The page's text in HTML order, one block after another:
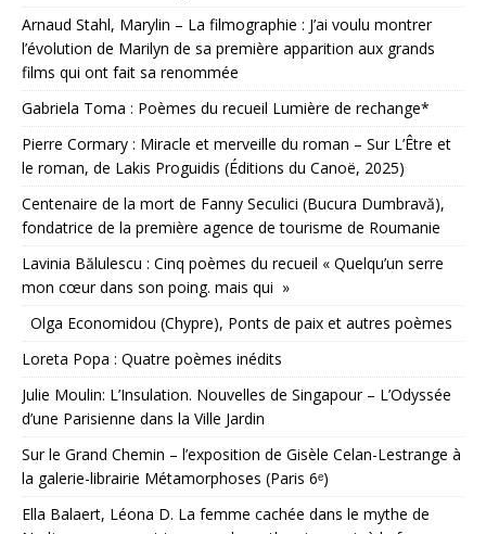
Arnaud Stahl, Marylin – La filmographie : J’ai voulu montrer
l’évolution de Marilyn de sa première apparition aux grands
films qui ont fait sa renommée
Gabriela Toma : Poèmes du recueil Lumière de rechange*
Pierre Cormary : Miracle et merveille du roman – Sur L’Être et
le roman, de Lakis Proguidis (Éditions du Canoë, 2025)
Centenaire de la mort de Fanny Seculici (Bucura Dumbravă),
fondatrice de la première agence de tourisme de Roumanie
Lavinia Bălulescu : Cinq poèmes du recueil « Quelqu’un serre
mon cœur dans son poing. mais qui »
Olga Economidou (Chypre), Ponts de paix et autres poèmes
Loreta Popa : Quatre poèmes inédits
Julie Moulin: L’Insulation. Nouvelles de Singapour – L’Odyssée
d’une Parisienne dans la Ville Jardin
Sur le Grand Chemin – l’exposition de Gisèle Celan-Lestrange à
la galerie-librairie Métamorphoses (Paris 6ᵉ)
Ella Balaert, Léona D. La femme cachée dans le mythe de